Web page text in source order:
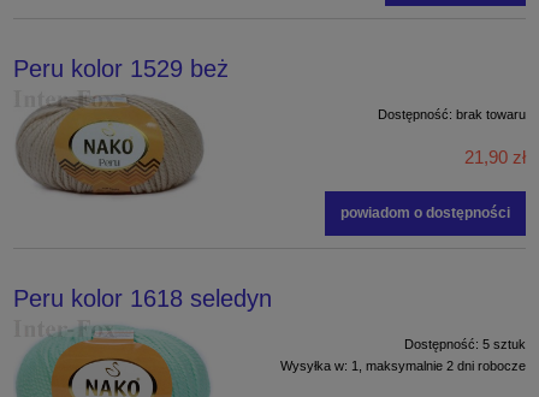
Peru kolor 1529 beż
Dostępność: brak towaru
21,90 zł
powiadom o dostępności
Peru kolor 1618 seledyn
Dostępność: 5 sztuk
Wysyłka w: 1, maksymalnie 2 dni robocze